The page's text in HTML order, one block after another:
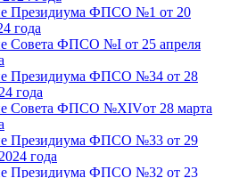
Президиума ФПСО №1 от 20
года
Совета ФПСО №I от 25 апреля
Президиума ФПСО №34 от 28
года
Совета ФПСО №XIVот 28 марта
Президиума ФПСО №33 от 29
года
Президиума ФПСО №32 от 23